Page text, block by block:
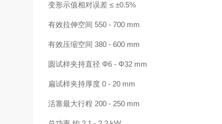
变形示值相对误差 ≤±0.5%
有效拉伸空间 550 - 700 mm
有效压缩空间 380 - 600 mm
圆试样夹持直径 Φ6 - Φ32 mm
扁试样夹持厚度 0 - 20 mm
活塞最大行程 200 - 250 mm